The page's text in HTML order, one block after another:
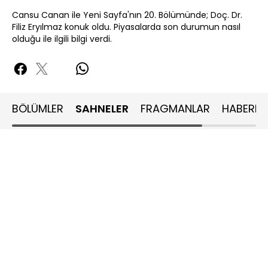
Cansu Canan ile Yeni Sayfa'nın 20. Bölümünde; Doç. Dr.
Filiz Eryılmaz konuk oldu. Piyasalarda son durumun nasıl
olduğu ile ilgili bilgi verdi.
BÖLÜMLER SAHNELER FRAGMANLAR